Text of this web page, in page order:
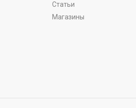
Статьи
Магазины